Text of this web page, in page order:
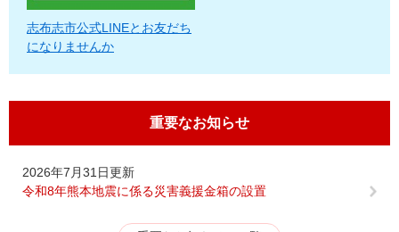
志布志市公式LINEとお友だち
になりませんか
重要なお知らせ
2026年7月31日更新
令和8年熊本地震に係る災害義援金箱の設置